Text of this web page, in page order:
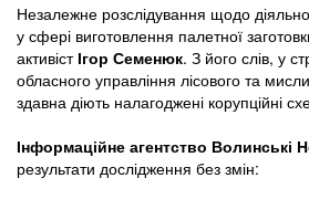
Незалежне розслідування щодо
у сфері виготовлення палетної
активіст Ігор Семенюк. З його слів, у
обласного управління лісового та
здавна діють налагоджені корупційні
Інформаційне агентство Волинські
результати дослідження без змін: